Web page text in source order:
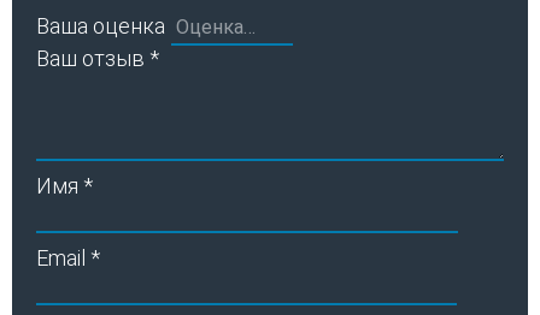
Ваша оценка
Ваш отзыв *
Имя *
Email *